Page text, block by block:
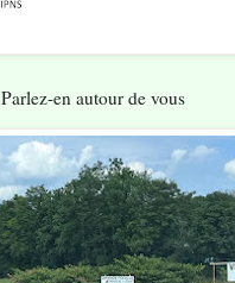
Parlez-en autour de vous